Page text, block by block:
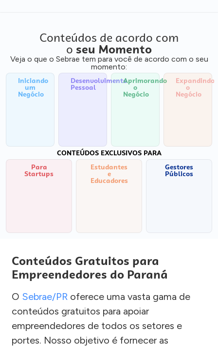
Conteúdos de acordo com
o seu Momento
Veja o que o Sebrae tem para você de acordo com o seu
momento:
Iniciando
um
Negócio
Desenvolvimento
Pessoal
Aprimorando
o
Negócio
Expandindo
o
Negócio
CONTEÚDOS EXCLUSIVOS PARA
Para
Startups
Estudantes
e
Educadores
Gestores
Públicos
Conteúdos Gratuitos para
Empreendedores do Paraná
O Sebrae/PR oferece uma vasta gama de
conteúdos gratuitos para apoiar
empreendedores de todos os setores e
portes. Nosso objetivo é fornecer as